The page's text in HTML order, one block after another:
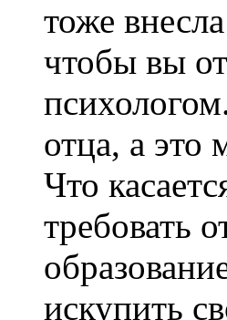
тоже
чтобы вы
отца, а это
Что
требовать
искупить